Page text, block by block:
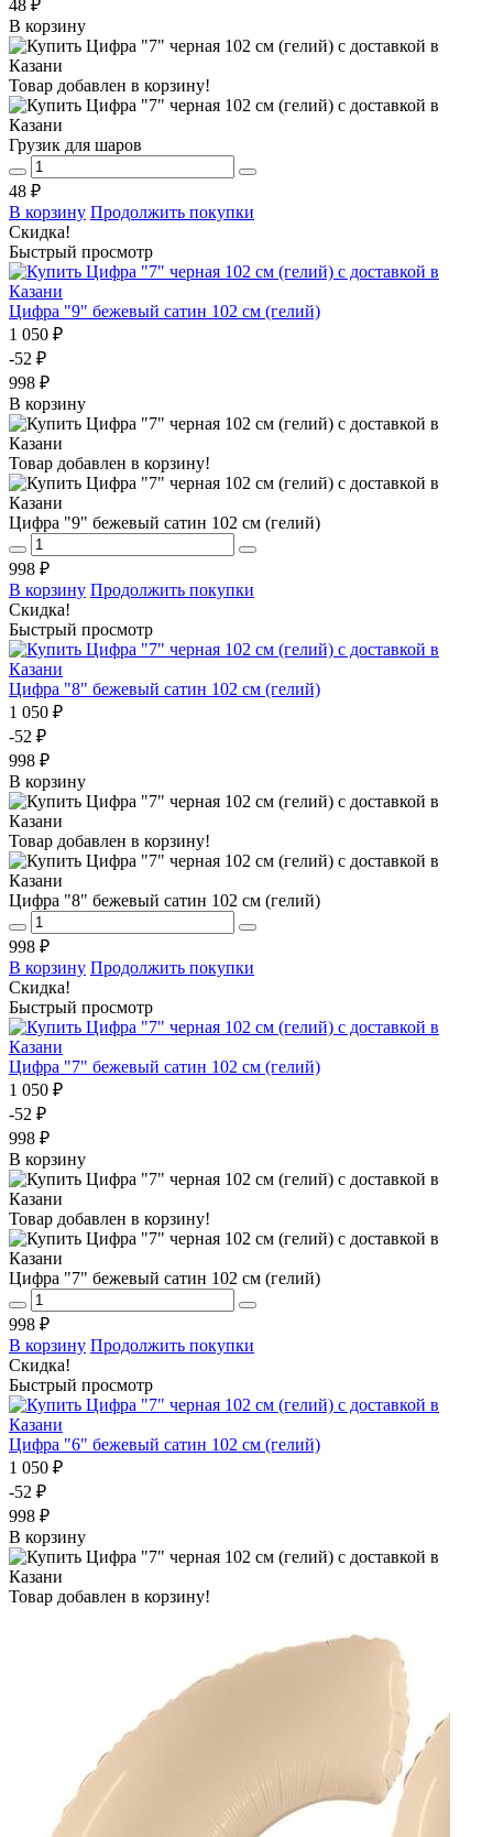
48 ₽
В корзину
Товар добавлен в корзину!
Грузик для шаров
48 ₽
В корзину Продолжить покупки
Скидка!
Быстрый просмотр
Цифра "9" бежевый сатин 102 см (гелий)
1 050 ₽
-52 ₽
998 ₽
В корзину
Товар добавлен в корзину!
Цифра "9" бежевый сатин 102 см (гелий)
998 ₽
В корзину Продолжить покупки
Скидка!
Быстрый просмотр
Цифра "8" бежевый сатин 102 см (гелий)
1 050 ₽
-52 ₽
998 ₽
В корзину
Товар добавлен в корзину!
Цифра "8" бежевый сатин 102 см (гелий)
998 ₽
В корзину Продолжить покупки
Скидка!
Быстрый просмотр
Цифра "7" бежевый сатин 102 см (гелий)
1 050 ₽
-52 ₽
998 ₽
В корзину
Товар добавлен в корзину!
Цифра "7" бежевый сатин 102 см (гелий)
998 ₽
В корзину Продолжить покупки
Скидка!
Быстрый просмотр
Цифра "6" бежевый сатин 102 см (гелий)
1 050 ₽
-52 ₽
998 ₽
В корзину
Товар добавлен в корзину!